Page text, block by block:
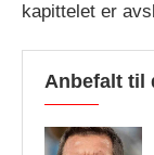
kapittelet er
Anbefalt til